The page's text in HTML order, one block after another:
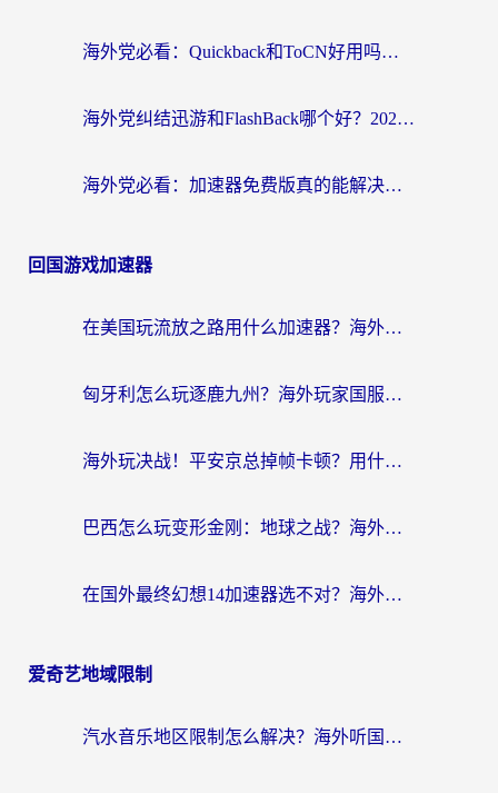
海外党必看：Quickback和ToCN好用吗？3分钟选对回国加速器的实用指南
海外党纠结迅游和FlashBack哪个好？2026实用指南教你选对回国加速器
海外党必看：加速器免费版真的能解决回国访问难题吗？附实用选择指南
回国游戏加速器
在美国玩流放之路用什么加速器？海外党国服游戏不卡顿的终极攻略
匈牙利怎么玩逐鹿九州？海外玩家国服游戏加速器终极指南（附永劫无间荣耀新三国解决方案）
海外玩决战！平安京总掉帧卡顿？用什么加速器比较好？实测指南来了
巴西怎么玩变形金刚：地球之战？海外玩家国服游戏加速终极指南（附新诛仙延迟密室逃脱18解决办法）
在国外最终幻想14加速器选不对？海外玩家的国服游戏加速避坑指南
爱奇艺地域限制
汽水音乐地区限制怎么解决？海外听国内音乐的实用指南来了